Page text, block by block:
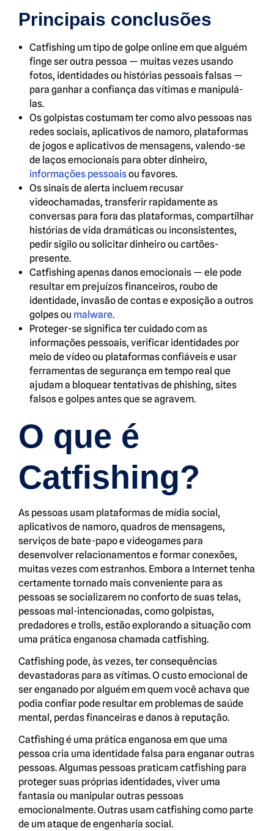
Principais conclusões
Catfishing um tipo de golpe online em que alguém
finge ser outra pessoa — muitas vezes usando
fotos, identidades ou histórias pessoais falsas —
para ganhar a confiança das vítimas e manipulá-
las.
Os golpistas costumam ter como alvo pessoas nas
redes sociais, aplicativos de namoro, plataformas
de jogos e aplicativos de mensagens, valendo-se
de laços emocionais para obter dinheiro,
informações pessoaisou favores.
Os sinais de alerta incluem recusar
videochamadas, transferir rapidamente as
conversas para fora das plataformas, compartilhar
histórias de vida dramáticas ou inconsistentes,
pedir sigilo ou solicitar dinheiro ou cartões-
presente.
Catfishing apenas danos emocionais — ele pode
resultar em prejuízos financeiros, roubo de
identidade, invasão de contas e exposição a outros
golpes ou malware.
Proteger-se significa ter cuidado com as
informações pessoais, verificar identidades por
meio de vídeo ou plataformas confiáveis e usar
ferramentas de segurança em tempo real que
ajudam a bloquear tentativas de phishing, sites
falsos e golpes antes que se agravem.
O que é
Catfishing?
As pessoas usam plataformas de mídia social,
aplicativos de namoro, quadros de mensagens,
serviços de bate-papo e videogames para
desenvolver relacionamentos e formar conexões,
muitas vezes com estranhos. Embora a Internet tenha
certamente tornado mais conveniente para as
pessoas se socializarem no conforto de suas telas,
pessoas mal-intencionadas, como golpistas,
predadores e trolls, estão explorando a situação com
uma prática enganosa chamada catfishing.
Catfishing pode, às vezes, ter consequências
devastadoras para as vítimas. O custo emocional de
ser enganado por alguém em quem você achava que
podia confiar pode resultar em problemas de saúde
mental, perdas financeiras e danos à reputação.
Catfishing é uma prática enganosa em que uma
pessoa cria uma identidade falsa para enganar outras
pessoas. Algumas pessoas praticam catfishing para
proteger suas próprias identidades, viver uma
fantasia ou manipular outras pessoas
emocionalmente. Outras usam catfishing como parte
de um ataque de engenharia social.